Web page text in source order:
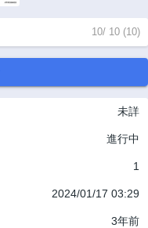
10/ 10 (10)
未詳
進行中
1
2024/01/17 03:29
3年前